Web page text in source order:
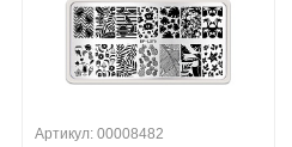
Артикул: 00008482